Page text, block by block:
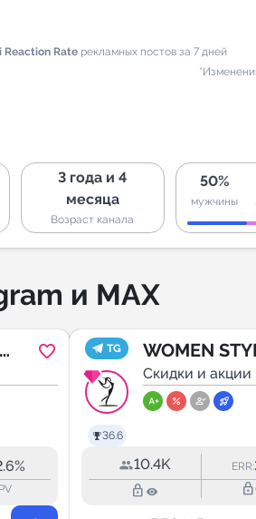
Reaction Rate рекламных постов за 7 дней
3 года и 4
месяца
Возраст канала
50%
мужчины
и MAX
TG
36.6
WOMEN
WB
Скидки и акции
10.4K ERR:
lock_outline lock_outline